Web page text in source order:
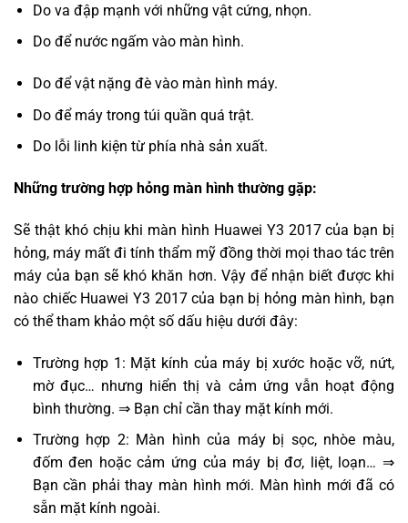
Do va đập mạnh với những vật cứng, nhọn.
Do để nước ngấm vào màn hình.
Do để vật nặng đè vào màn hình máy.
Do để máy trong túi quần quá trật.
Do lỗi linh kiện từ phía nhà sản xuất.
Những trường hợp hỏng màn hình thường gặp:
Sẽ thật khó chịu khi màn hình Huawei Y3 2017 của bạn bị
hỏng, máy mất đi tính thẩm mỹ đồng thời mọi thao tác trên
máy của bạn sẽ khó khăn hơn. Vậy để nhận biết được khi
nào chiếc Huawei Y3 2017 của bạn bị hỏng màn hình, bạn
có thể tham khảo một số dấu hiệu dưới đây:
Trường hợp 1: Mặt kính của máy bị xước hoặc vỡ, nứt,
mờ đục… nhưng hiển thị và cảm ứng vẫn hoạt động
bình thường. ⇒ Bạn chỉ cần thay mặt kính mới.
Trường hợp 2: Màn hình của máy bị sọc, nhòe màu,
đốm đen hoặc cảm ứng của máy bị đơ, liệt, loạn… ⇒
Bạn cần phải thay màn hình mới. Màn hình mới đã có
sẵn mặt kính ngoài.